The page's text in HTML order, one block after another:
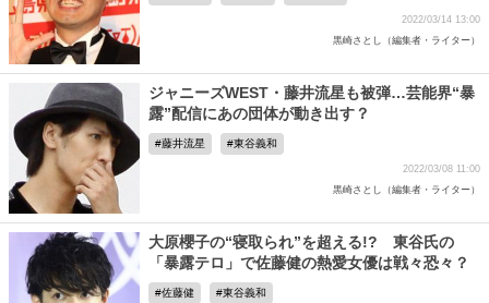
2022/03/14 13:00
黒崎さとし（編集者・ライター）
ジャニーズWEST・藤井流星も被弾…芸能界“暴
露”配信にあの団体が動き出す？
藤井流星 東谷義和
2022/03/08 11:00
黒崎さとし（編集者・ライター）
大原櫻子の“寝取られ”を超える!? 東谷氏の
「暴露テロ」で佐藤健の熱愛女優は戦々恐々？
佐藤健 東谷義和